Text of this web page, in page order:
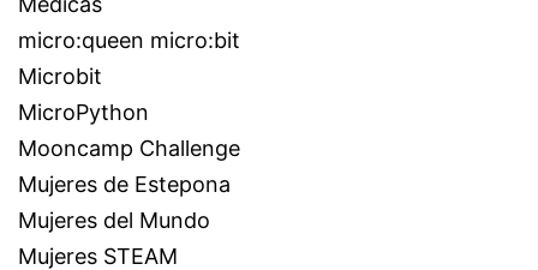
micro:queen micro:bit
Microbit
MicroPython
Mooncamp Challenge
Mujeres de Estepona
Mujeres del Mundo
Mujeres STEAM